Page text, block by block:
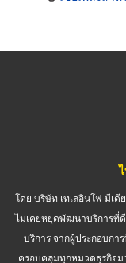
โดย บริษัท เทเลอินโฟ มีเดี
ไม่เคยหยุดพัฒนาบริการที่
บริการ จากผู้ประกอบกา
ครอบคลุมทุกหมวดธุรกิจม